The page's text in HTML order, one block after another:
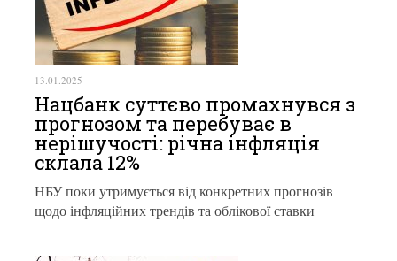
13.01.2025
Нацбанк суттєво промахнувся з
прогнозом та перебуває в
нерішучості: річна інфляція
склала 12%
НБУ поки утримується від конкретних прогнозів
щодо інфляційних трендів та облікової ставки